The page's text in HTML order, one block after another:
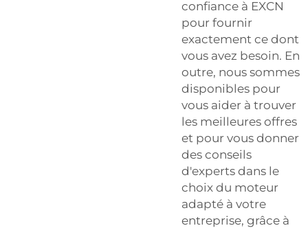
confiance à EXCN
pour fournir
exactement ce dont
vous avez besoin. En
outre, nous sommes
disponibles pour
vous aider à trouver
les meilleures offres
et pour vous donner
des conseils
d'experts dans le
choix du moteur
adapté à votre
entreprise, grâce à